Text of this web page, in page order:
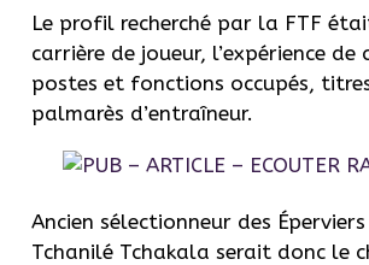
Le profil recherché par la FTF
carrière de joueur, l’expérience de
postes et fonctions occupés,
palmarès d’entraîneur.
Ancien sélectionneur des
Tchanilé Tchakala serait donc le